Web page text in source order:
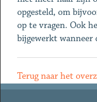
opgesteld, om
op te vragen. Ook
bijgewerkt wanneer
Terug naar het